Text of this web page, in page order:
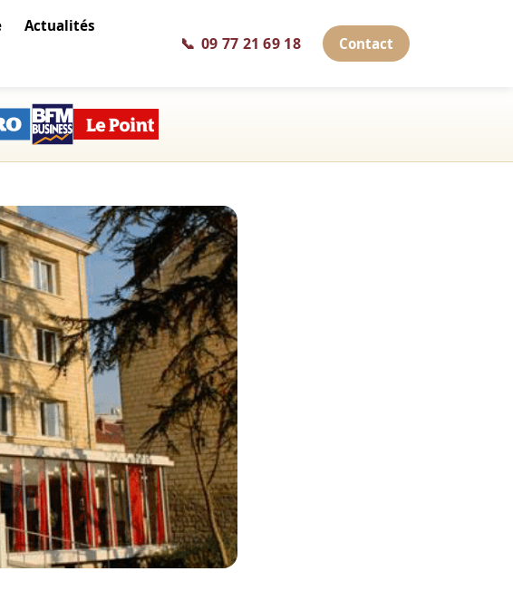
Actualités
📞 09 77 21 69 18 Contact